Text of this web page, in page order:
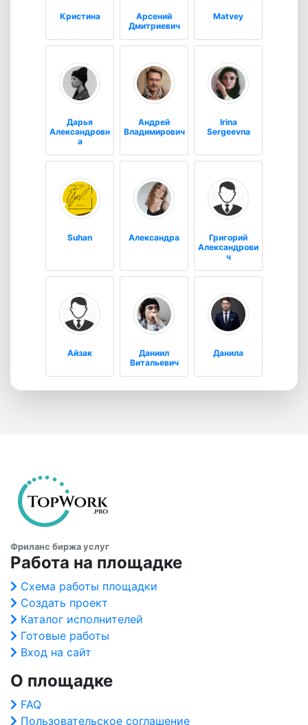
Кристина
Арсений
Дмитриевич
Matvey
Дарья
Александровн
а
Андрей
Владимирович
Irina
Sergeevna
Suhan Александра
Григорий
Александрови
ч
Айзак
Даниил
Витальевич
Данила
Фриланс биржа услуг
Работа на площадке
Схема работы площадки
Создать проект
Каталог исполнителей
Готовые работы
Вход на сайт
О площадке
FAQ
Пользовательское соглашение